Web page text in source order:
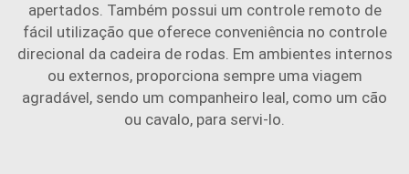
apertados. Também possui um controle remoto de
fácil utilização que oferece conveniência no controle
direcional da cadeira de rodas. Em ambientes internos
ou externos, proporciona sempre uma viagem
agradável, sendo um companheiro leal, como um cão
ou cavalo, para servi-lo.